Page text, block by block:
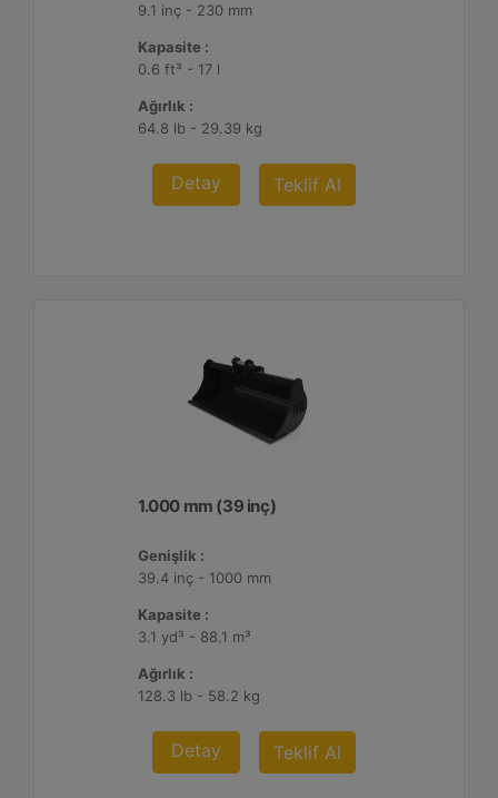
9.1 inç - 230 mm
Kapasite :
0.6 ft³ - 17 l
Ağırlık :
64.8 lb - 29.39 kg
Detay Teklif Al
1.000 mm (39 inç)
Genişlik :
39.4 inç - 1000 mm
Kapasite :
3.1 yd³ - 88.1 m³
Ağırlık :
128.3 lb - 58.2 kg
Detay Teklif Al